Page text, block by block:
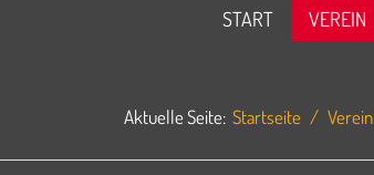
START VEREIN
Aktuelle Seite: Startseite Verein